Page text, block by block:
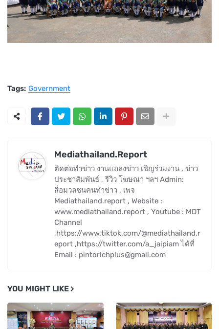
Tags: Government
Mediathailand.Report
ติดต่อทำข่าว งานแถลงข่าว เชิญร่วมงาน , ข่าว
ประชาสัมพันธ์ , รีวิว โฆษณา ฯลฯ Admin:
สื่อมวลชนคนทำข่าว , เพจ
Mediathailand.report , Website :
www.mediathailand.report , Youtube : MDT
Channel
,https://www.tiktok.com/@mediathailand.r
eport ,https://twitter.com/a_jaipiam ได้ที่
Email : pintorichplus@gmail.com
YOU MIGHT LIKE